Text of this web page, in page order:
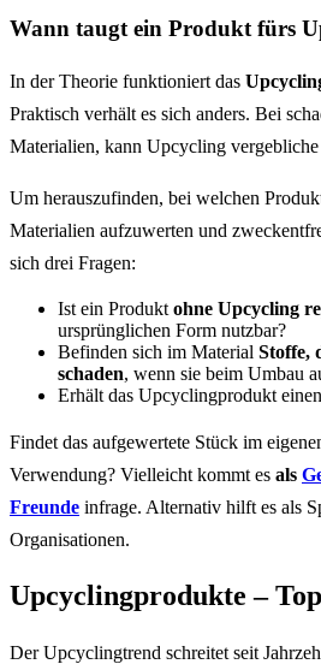
Wann taugt ein Produkt fürs
In der Theorie funktioniert das
Praktisch verhält es sich anders. Bei
Materialien, kann Upcycling
Um herauszufinden, bei welchen
Materialien aufzuwerten und
sich drei Fragen:
Ist ein Produkt ohne Upcycling
ursprünglichen Form nutzbar?
Befinden sich im Material Stoffe,
schaden, wenn sie beim Umbau
Erhält das Upcyclingprodukt einen
Findet das aufgewertete Stück im
Verwendung? Vielleicht kommt es als
Freunde infrage. Alternativ hilft es als
Organisationen.
Upcyclingprodukte –
Der Upcyclingtrend schreitet seit